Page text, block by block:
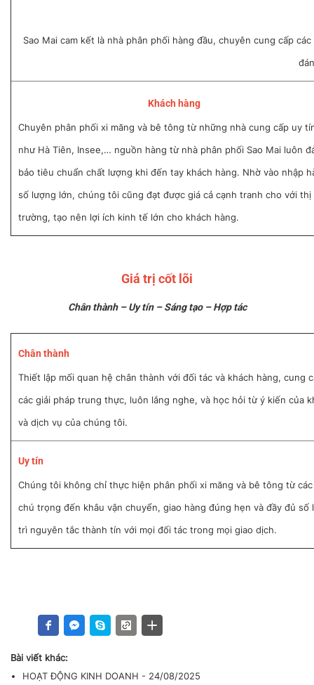
Sao Mai cam kết là nhà phân phối hàng đầu, chuyên cung cấp
Khách hàng
Chuyên phân phối xi măng và bê tông từ những nhà cung cấp uy
như Hà Tiên, Insee,… nguồn hàng từ nhà phân phối Sao Mai luôn
bảo tiêu chuẩn chất lượng khi đến tay khách hàng. Nhờ vào nhập
số lượng lớn, chúng tôi cũng đạt được giá cả cạnh tranh cho với thị
trường, tạo nên lợi ích kinh tế lớn cho khách hàng.
Giá trị cốt lõi
Chân thành – Uy tín – Sáng tạo – Hợp tác
Chân thành
Thiết lập mối quan hệ chân thành với đối tác và khách hàng, cung
các giải pháp trung thực, luôn lắng nghe, và học hỏi từ ý kiến của
và dịch vụ của chúng tôi.
Uy tín
Chúng tôi không chỉ thực hiện phân phối xi măng và bê tông từ
chú trọng đến khâu vận chuyển, giao hàng đúng hẹn và đầy đủ số
trì nguyên tắc thành tín với mọi đối tác trong mọi giao dịch.
Bài viết khác:
HOẠT ĐỘNG KINH DOANH - 24/08/2025